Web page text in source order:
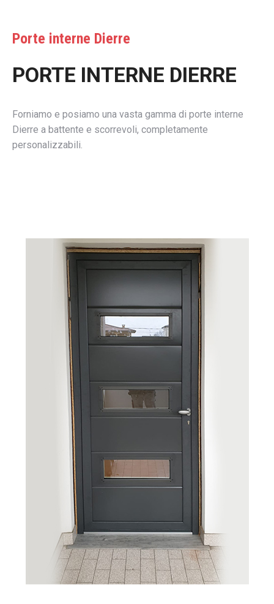
Porte interne Dierre
PORTE INTERNE DIERRE
Forniamo e posiamo una vasta gamma di porte interne
Dierre a battente e scorrevoli, completamente
personalizzabili.